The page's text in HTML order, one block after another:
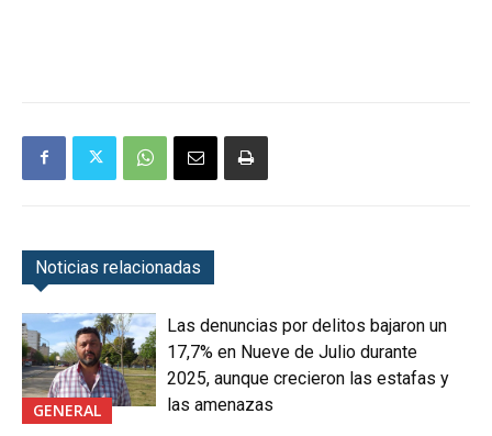
Noticias relacionadas
GENERAL
Las denuncias por delitos bajaron un
17,7% en Nueve de Julio durante
2025, aunque crecieron las estafas y
las amenazas